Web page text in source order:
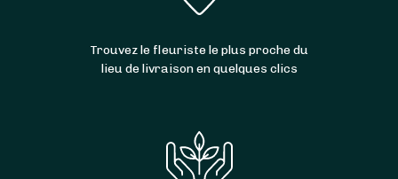
Trouvez le fleuriste le plus proche du
lieu de livraison en quelques clics